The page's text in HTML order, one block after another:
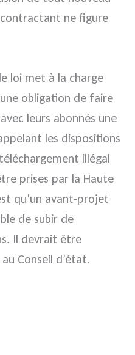
ne figure
loi met à la charge
obligation de faire
leurs abonnés une
les dispositions
illégal
prises par la Haute
qu’un avant-projet
de subir de
Il devrait être
Conseil d’état.